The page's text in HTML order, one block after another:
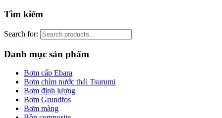
Tìm kiếm
Search for:
Danh mục sản phẩm
Bơm cấp Ebara
Bơm chìm nước thải Tsurumi
Bơm định lượng
Bơm Grundfos
Bơm màng